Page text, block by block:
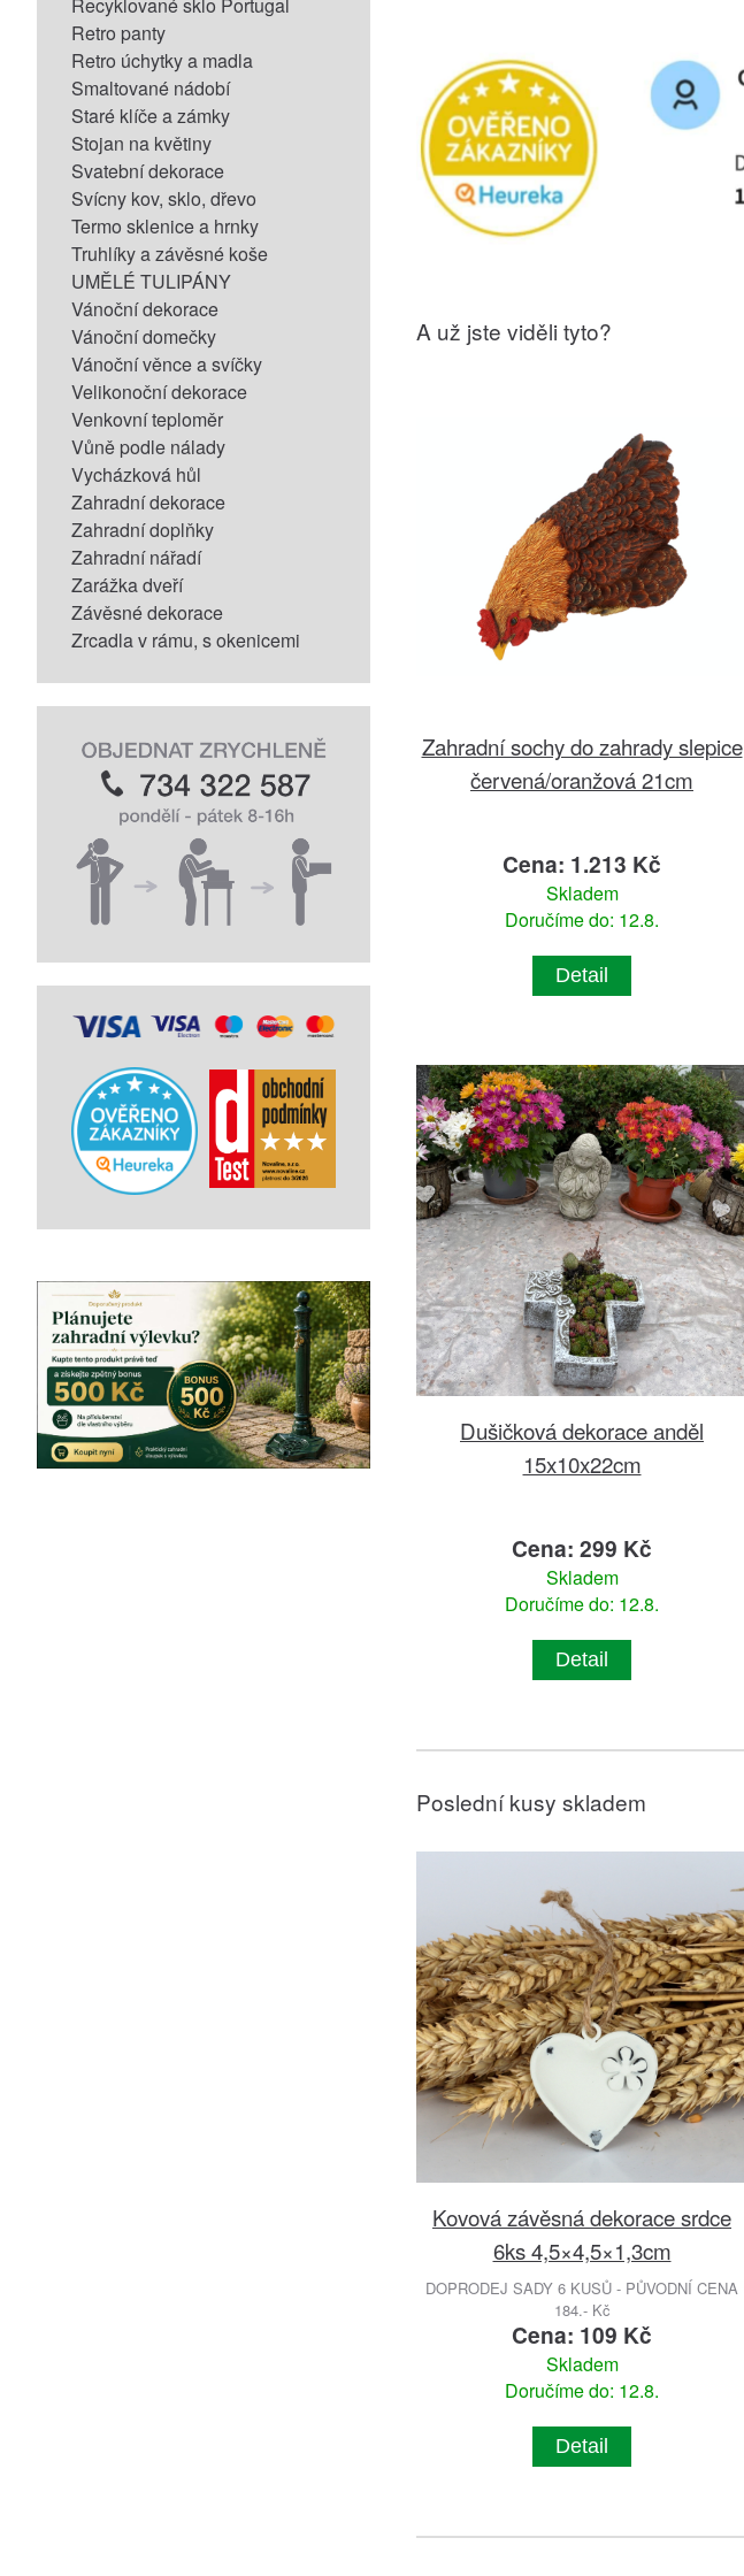
Retro panty
Retro úchytky a madla
Smaltované nádobí
Staré klíče a zámky
Stojan na květiny
Svatební dekorace
Svícny kov, sklo, dřevo
Termo sklenice a hrnky
Truhlíky a závěsné koše
UMĚLÉ TULIPÁNY
Vánoční dekorace
Vánoční domečky
Vánoční věnce a svíčky
Velikonoční dekorace
Venkovní teploměr
Vůně podle nálady
Vycházková hůl
Zahradní dekorace
Zahradní doplňky
Zahradní nářadí
Zarážka dveří
Závěsné dekorace
Zrcadla v rámu, s okenicemi
A už jste viděli tyto?
Zahradní sochy do zahrady slepice
červená/oranžová 21cm
Cena: 1.213 Kč
Skladem
Doručíme do: 12.8.
Detail
Dušičková dekorace anděl
15x10x22cm
Cena: 299 Kč
Skladem
Doručíme do: 12.8.
Detail
Poslední kusy skladem
Kovová závěsná dekorace srdce
6ks 4,5×4,5×1,3cm
DOPRODEJ SADY 6 KUSŮ - PŮVODNÍ CENA
184.- Kč
Cena: 109 Kč
Skladem
Doručíme do: 12.8.
Detail